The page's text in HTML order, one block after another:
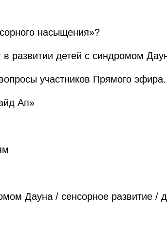
насыщения»?
развитии детей с синдромом
участников Прямого эфира.
Ап»
Дауна / сенсорное развитие /